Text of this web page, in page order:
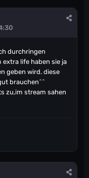
durchringen
life haben sie ja
geben wird. diese
brauchen^^
zu,im stream sahen